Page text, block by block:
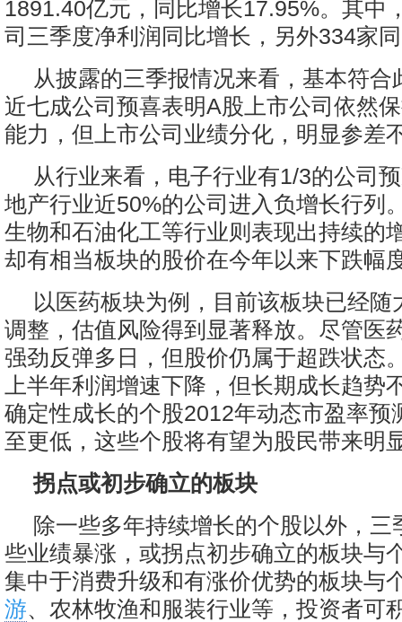
1891.40亿元，同比增长17.95%。其中
司三季度净利润同比增长，另外334家
从披露的三季报情况来看，基本符合
近七成公司预喜表明A股上市公司依然
能力，但上市公司业绩分化，明显参差
从行业来看，电子行业有1/3的公司
地产行业近50%的公司进入负增长行列
生物和石油化工等行业则表现出持续的
却有相当板块的股价在今年以来下跌幅
以医药板块为例，目前该板块已经随
调整，估值风险得到显著释放。尽管医
强劲反弹多日，但股价仍属于超跌状态
上半年利润增速下降，但长期成长趋势
确定性成长的个股2012年动态市盈率预
至更低，这些个股将有望为股民带来明
拐点或初步确立的板块
除一些多年持续增长的个股以外，三
些业绩暴涨，或拐点初步确立的板块与
集中于消费升级和有涨价优势的板块与
游、农林牧渔和服装行业等，投资者可